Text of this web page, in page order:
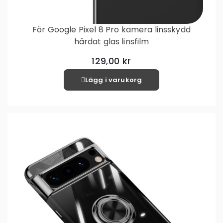
För Google Pixel 8 Pro kamera linsskydd
härdat glas linsfilm
129,00 kr
Lägg i varukorg